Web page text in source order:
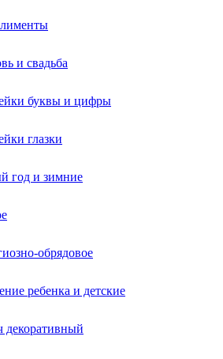
и свадьба
буквы и цифры
глазки
год и зимние
обрядовое
ребенка и детские
декоративный